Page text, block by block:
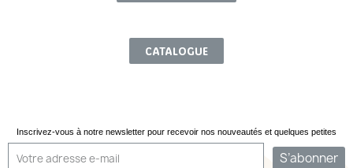
CATALOGUE
Inscrivez-vous à notre newsletter pour recevoir nos nouveautés et quelques petites
S’abonner